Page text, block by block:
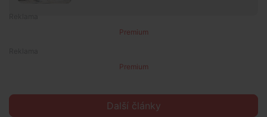
Premium
Premium
Další články